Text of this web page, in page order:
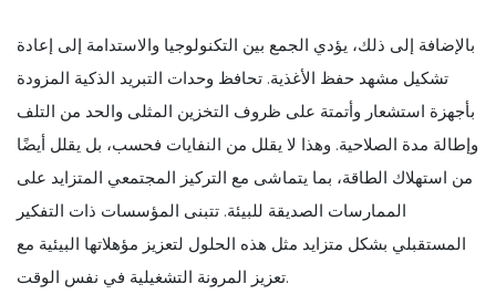
بالإضافة إلى ذلك، يؤدي الجمع بين التكنولوجيا والاستدامة إلى إعادة
تشكيل مشهد حفظ الأغذية. تحافظ وحدات التبريد الذكية المزودة
بأجهزة استشعار وأتمتة على ظروف التخزين المثلى والحد من التلف
وإطالة مدة الصلاحية. وهذا لا يقلل من النفايات فحسب، بل يقلل أيضًا
من استهلاك الطاقة، بما يتماشى مع التركيز المجتمعي المتزايد على
الممارسات الصديقة للبيئة. تتبنى المؤسسات ذات التفكير
المستقبلي بشكل متزايد مثل هذه الحلول لتعزيز مؤهلاتها البيئية مع
تعزيز المرونة التشغيلية في نفس الوقت.